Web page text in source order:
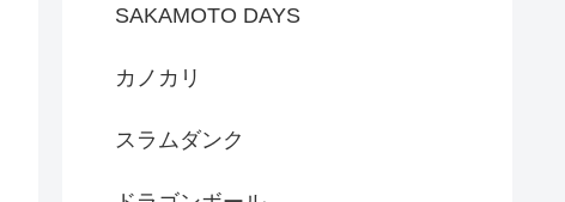
SAKAMOTO DAYS
カノカリ
スラムダンク